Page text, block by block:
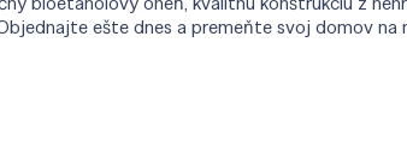
ešte dnes a premeňte svoj domov